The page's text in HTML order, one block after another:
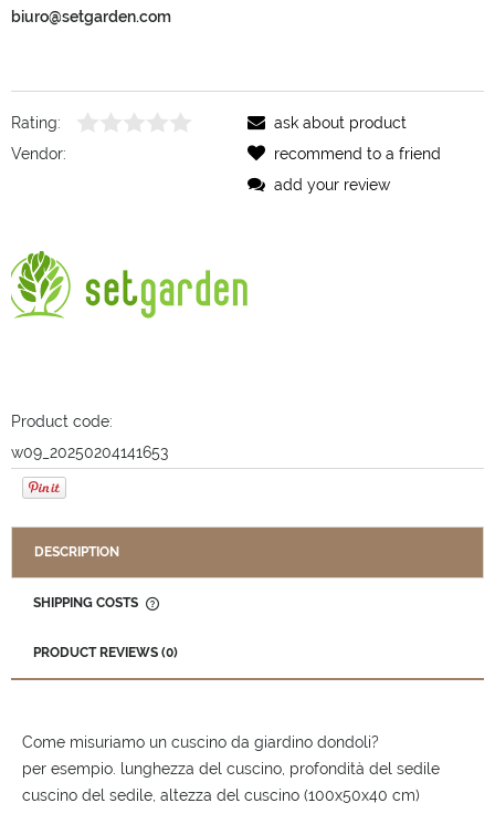
biuro@setgarden.com
Rating:
Vendor:
Product code:
w09_20250204141653
ask about product
recommend to a friend
add your review
DESCRIPTION
SHIPPING COSTS
PRODUCT REVIEWS (0)
Come misuriamo un cuscino da giardino dondoli?
per esempio. lunghezza del cuscino, profondità del sedile
cuscino del sedile, altezza del cuscino (100x50x40 cm)